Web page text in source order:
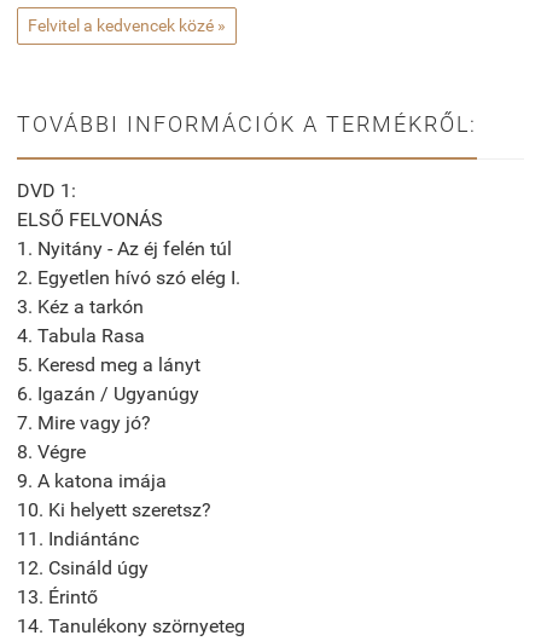
Felvitel a kedvencek közé »
TOVÁBBI INFORMÁCIÓK A TERMÉKRŐL:
DVD 1:
ELSŐ FELVONÁS
1. Nyitány - Az éj felén túl
2. Egyetlen hívó szó elég I.
3. Kéz a tarkón
4. Tabula Rasa
5. Keresd meg a lányt
6. Igazán / Ugyanúgy
7. Mire vagy jó?
8. Végre
9. A katona imája
10. Ki helyett szeretsz?
11. Indiántánc
12. Csináld úgy
13. Érintő
14. Tanulékony szörnyeteg